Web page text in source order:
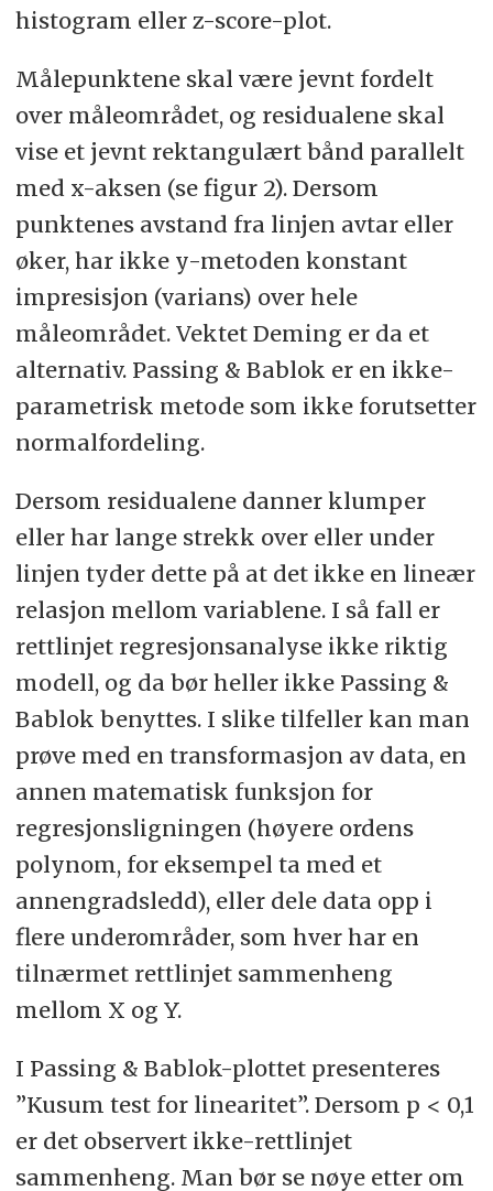
histogram eller z-score-plot.
Målepunktene skal være jevnt fordelt
over måleområdet, og residualene skal
vise et jevnt rektangulært bånd parallelt
med x-aksen (se figur 2). Dersom
punktenes avstand fra linjen avtar eller
øker, har ikke y-metoden konstant
impresisjon (varians) over hele
måleområdet. Vektet Deming er da et
alternativ. Passing & Bablok er en ikke-
parametrisk metode som ikke forutsetter
normalfordeling.
Dersom residualene danner klumper
eller har lange strekk over eller under
linjen tyder dette på at det ikke en lineær
relasjon mellom variablene. I så fall er
rettlinjet regresjonsanalyse ikke riktig
modell, og da bør heller ikke Passing &
Bablok benyttes. I slike tilfeller kan man
prøve med en transformasjon av data, en
annen matematisk funksjon for
regresjonsligningen (høyere ordens
polynom, for eksempel ta med et
annengradsledd), eller dele data opp i
flere underområder, som hver har en
tilnærmet rettlinjet sammenheng
mellom X og Y.
I Passing & Bablok-plottet presenteres
”Kusum test for linearitet”. Dersom p < 0,1
er det observert ikke-rettlinjet
sammenheng. Man bør se nøye etter om